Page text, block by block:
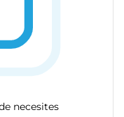
necesites